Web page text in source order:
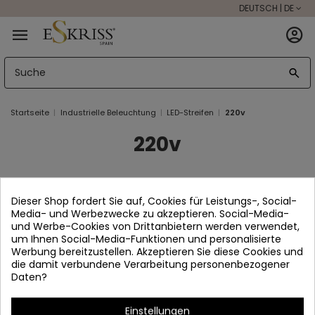
DEUTSCH | DE
Startseite Industrielle Beleuchtung LED-Streifen 220v
220v
Dieser Shop fordert Sie auf, Cookies für Leistungs-, Social-
Media- und Werbezwecke zu akzeptieren. Social-Media-
und Werbe-Cookies von Drittanbietern werden verwendet,
um Ihnen Social-Media-Funktionen und personalisierte
Werbung bereitzustellen. Akzeptieren Sie diese Cookies und
die damit verbundene Verarbeitung personenbezogener
Daten?
Einstellungen